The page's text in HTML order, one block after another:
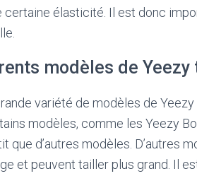
certaine élasticité. Il est donc
modèles de Yeezy
variété de modèles de
modèles, comme les Yeezy
que d’autres modèles. D’autres
et peuvent tailler plus grand. Il